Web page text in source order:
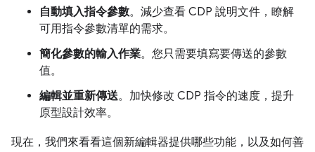
自動填入指令參數。減少查看 CDP 說明文件，瞭解
可用指令參數清單的需求。
簡化參數的輸入作業。您只需要填寫要傳送的參數
值。
編輯並重新傳送。加快修改 CDP 指令的速度，提升
原型設計效率。
現在，我們來看看這個新編輯器提供哪些功能，以及如何善